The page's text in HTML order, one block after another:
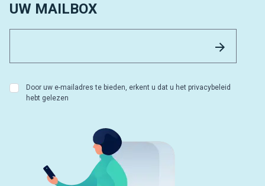
UW MAILBOX
Door uw e-mailadres te bieden, erkent u dat u het privacybeleid
hebt gelezen